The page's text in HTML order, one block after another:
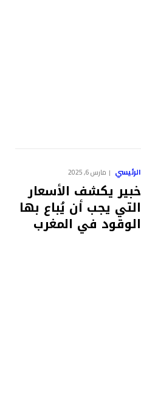
الرئيسي مارس 6, 2025
خبير يكشف الأسعار
التي يجب أن يُباع بها
الوقود في المغرب